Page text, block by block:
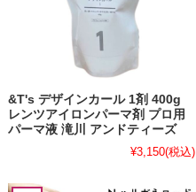
&T's デザインカール 1剤 400g
レンツアイロンパーマ剤 プロ用
パーマ液 滝川 アンドティーズ
¥3,150(税込)